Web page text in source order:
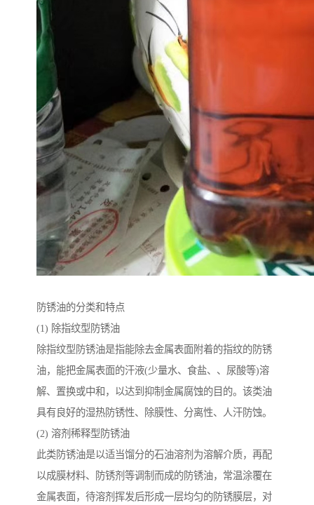
防锈油的分类和特点
(1) 除指纹型防锈油
除指纹型防锈油是指能除去金属表面附着的指纹的防锈
油，能把金属表面的汗液(少量水、食盐、、尿酸等)溶
解、置换或中和，以达到抑制金属腐蚀的目的。该类油
具有良好的湿热防锈性、除膜性、分离性、人汗防蚀。
(2) 溶剂稀释型防锈油
此类防锈油是以适当馏分的石油溶剂为溶解介质，再配
以成膜材料、防锈剂等调制而成的防锈油，常温涂覆在
金属表面，待溶剂挥发后形成一层均匀的防锈膜层，对